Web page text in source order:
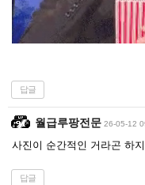
답글
월급루팡전문 26-05-12
사진이 순간적인 거라곤 하
답글